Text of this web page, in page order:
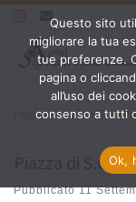
Passa al contenuto
Pagina iniziale »
Piazza di
Pubblicato11
Questo sito
migliorare la tua
tue preferenze.
pagina o
all’uso dei
consenso a tutti
Ok,